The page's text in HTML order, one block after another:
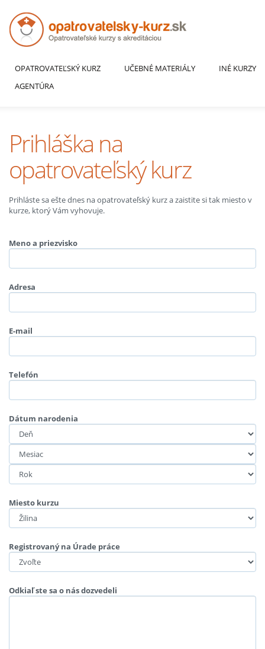
OPATROVATEĽSKÝ KURZ UČEBNÉ MATERIÁLY
INÉ KURZY
AGENTÚRA
Prihláška na
opatrovateľský kurz
Prihláste sa ešte dnes na opatrovateľský kurz a zaistite si tak miesto v
kurze, ktorý Vám vyhovuje.
Meno a priezvisko
Adresa
E-mail
Telefón
Dátum narodenia
Miesto kurzu
Registrovaný na Úrade práce
Odkiaľ ste sa o nás dozvedeli